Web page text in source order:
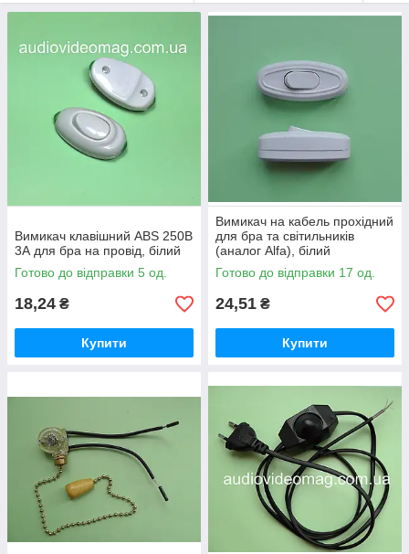
Вимикач клавішний ABS 250В
3А для бра на провід, білий
Готово до відправки 5 од.
18,24 ₴
Купити
Вимикач на кабель прохідний
для бра та світильників
(аналог Alfa), білий
Готово до відправки 17 од.
24,51 ₴
Купити